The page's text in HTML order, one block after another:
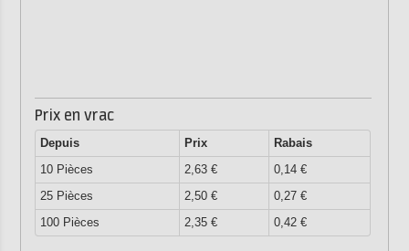
Prix en vrac
Depuis Prix
Rabais
10 Pièces
2,63 €
0,14 €
25 Pièces
2,50 €
0,27 €
100 Pièces
2,35 € 0,42 €